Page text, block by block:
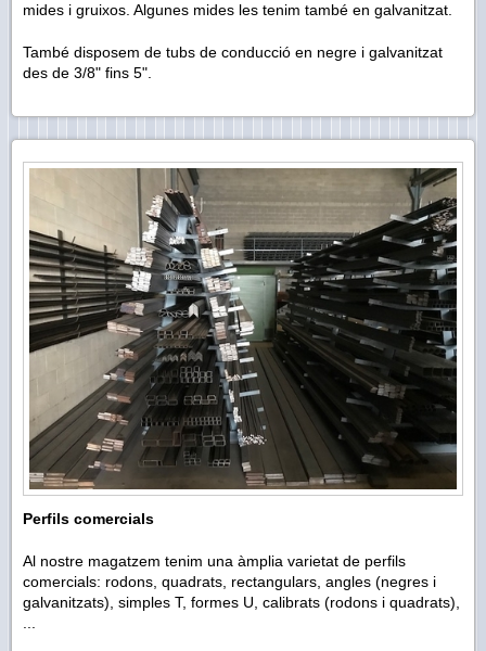
mides i gruixos. Algunes mides les tenim també en galvanitzat.
També disposem de tubs de conducció en negre i galvanitzat
des de 3/8" fins 5".
Perfils comercials
Al nostre magatzem tenim una àmplia varietat de perfils
comercials: rodons, quadrats, rectangulars, angles (negres i
galvanitzats), simples T, formes U, calibrats (rodons i quadrats),